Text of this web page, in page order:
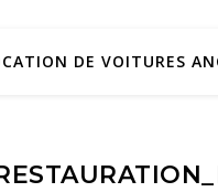
DE VOITURES